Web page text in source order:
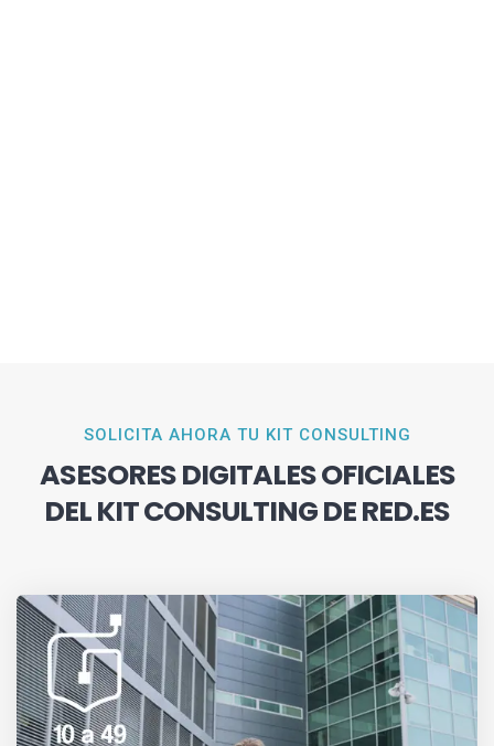
SOLICITA AHORA TU KIT CONSULTING
ASESORES DIGITALES OFICIALES
DEL KIT CONSULTING DE RED.ES